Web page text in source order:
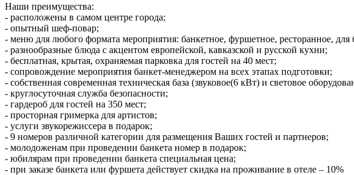
Наши преимущества:
- расположены в самом центре города;
- опытный шеф-повар;
- меню для любого формата мероприятия: банкетное, фуршетное, ресторанное, для
- разнообразные блюда с акцентом европейской, кавказской и русской кухни;
- бесплатная, крытая, охраняемая парковка для гостей на 40 мест;
- сопровождение мероприятия банкет-менеджером на всех этапах подготовки;
- собственная современная техническая база (звуковое(6 кВт) и световое
- круглосуточная служба безопасности;
- гардероб для гостей на 350 мест;
- просторная гримерка для артистов;
- услуги звукорежиссера в подарок;
- 9 номеров различной категории для размещения Ваших гостей и партнеров;
- молодоженам при проведении банкета номер в подарок;
- юбилярам при проведении банкета специальная цена;
- при заказе банкета или фуршета действует скидка на проживание в отеле – 10%